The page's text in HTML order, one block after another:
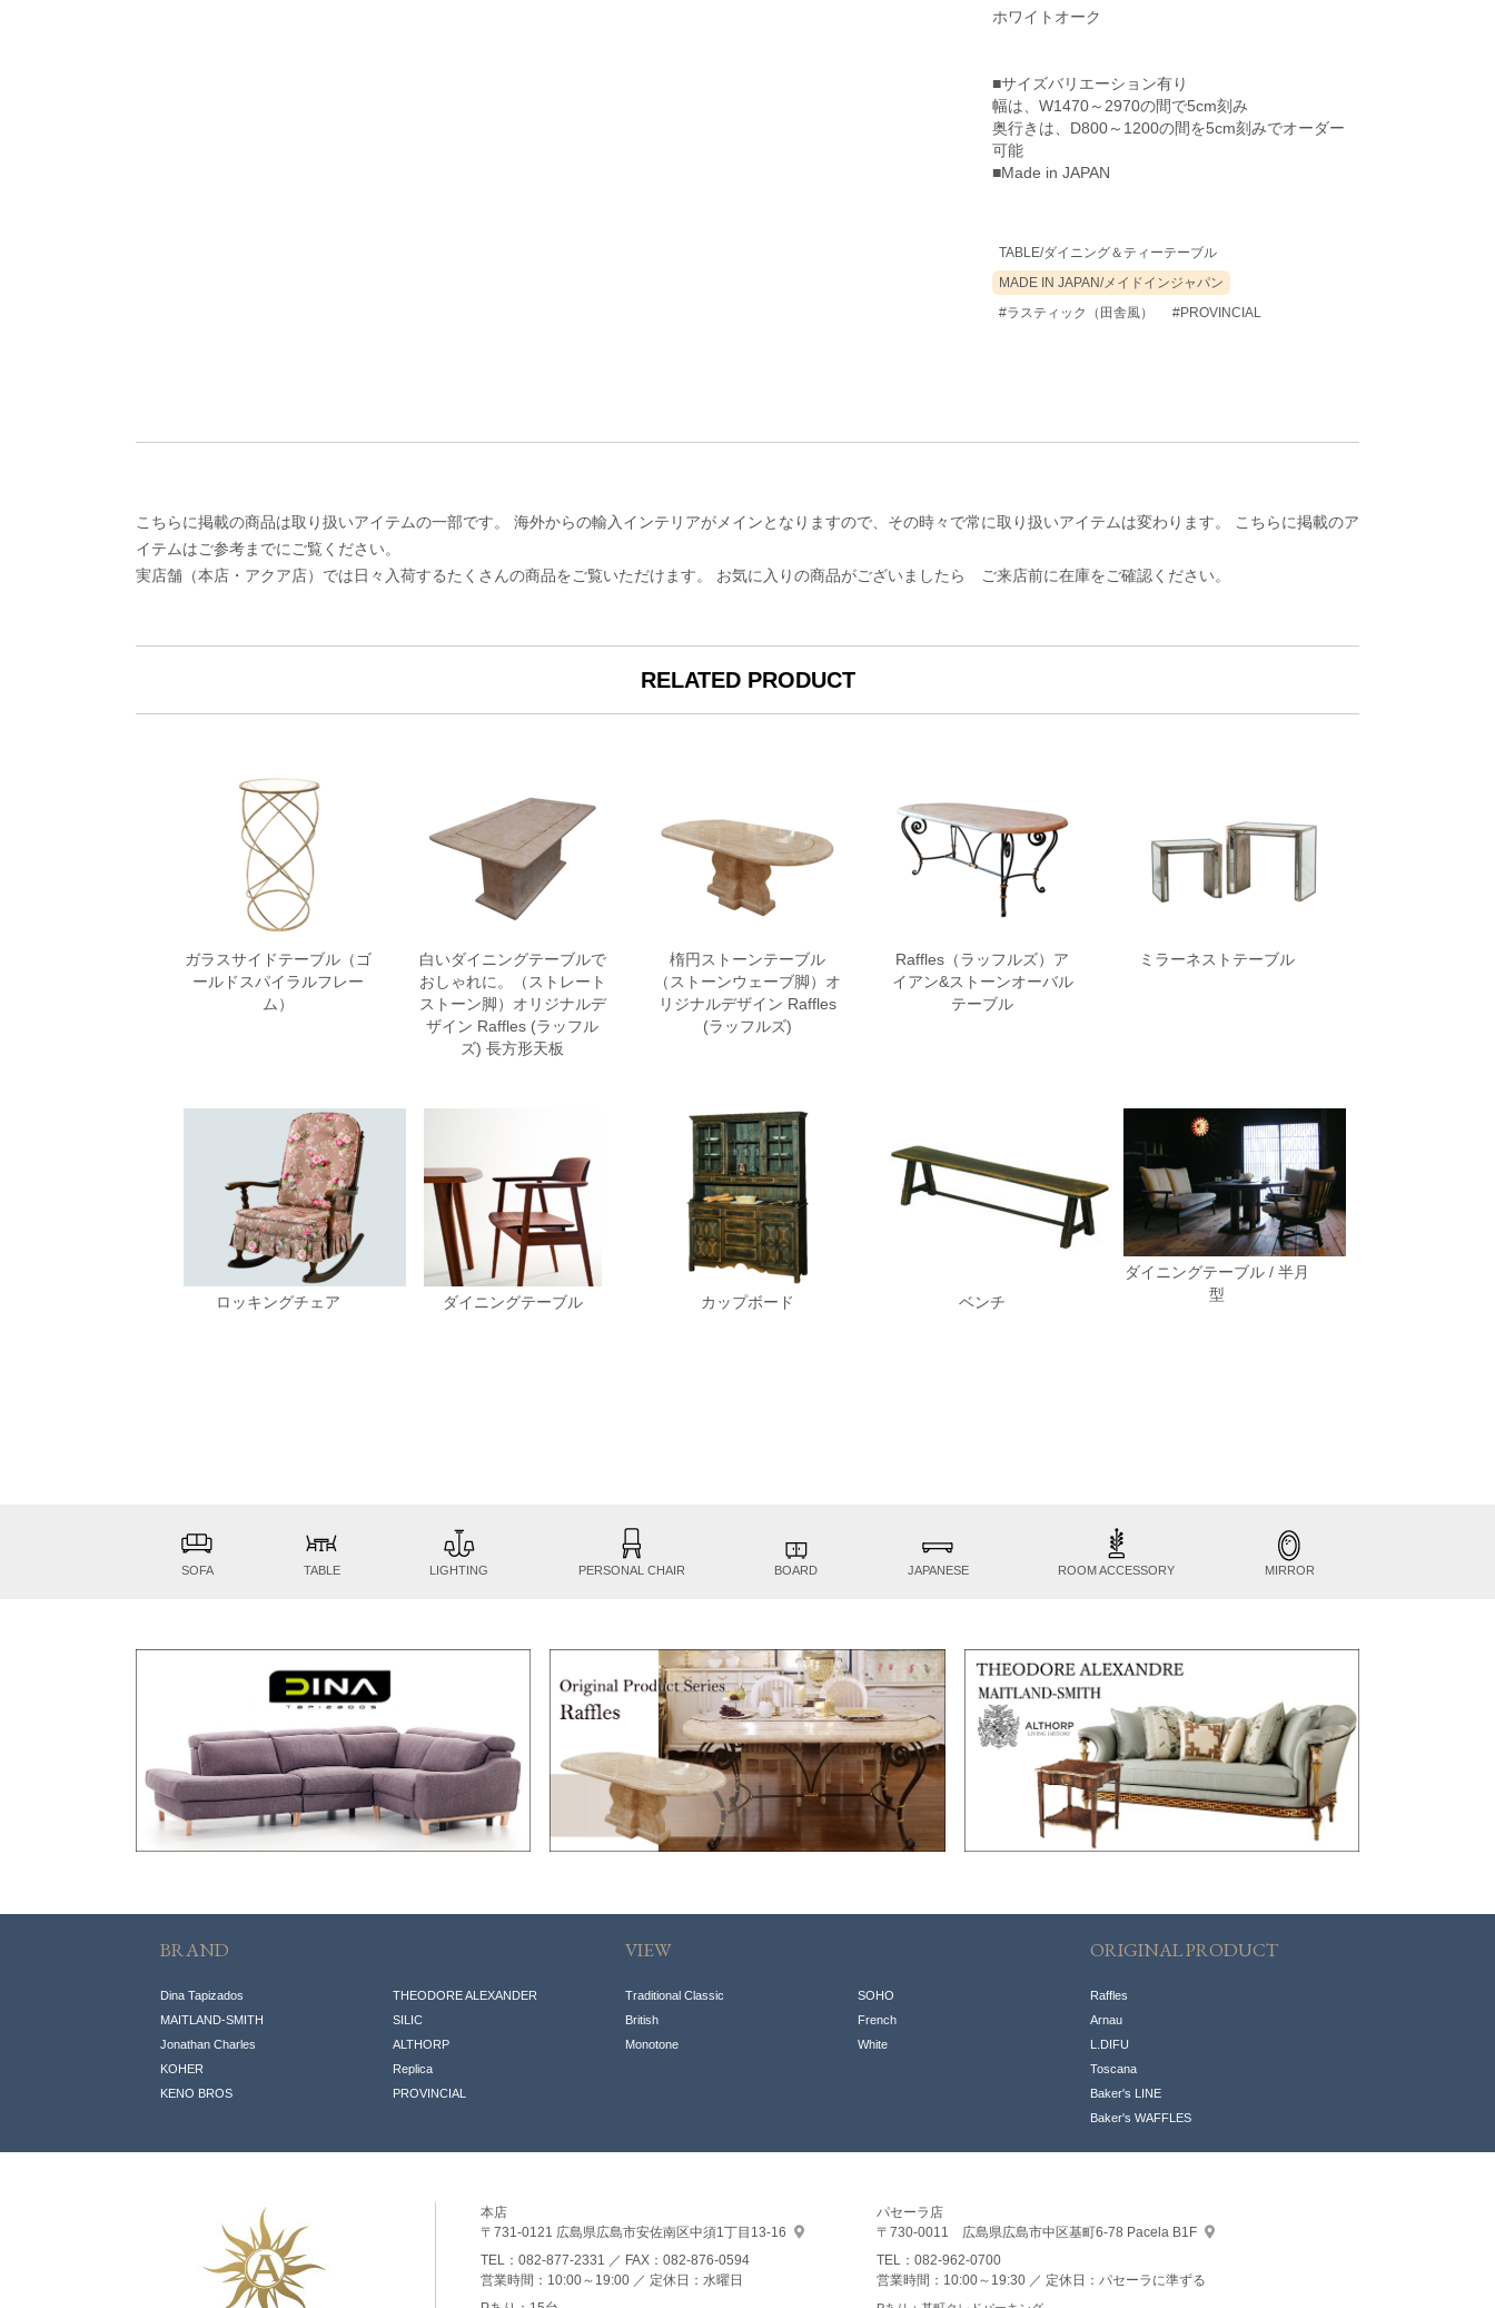
ホワイトオーク
■サイズバリエーション有り
幅は、W1470～2970の間で5cm刻み
奥行きは、D800～1200の間を5cm刻みでオーダー
可能
■Made in JAPAN
TABLE/ダイニング＆ティーテーブル
MADE IN JAPAN/メイドインジャパン
#ラスティック（田舎風）
#PROVINCIAL
こちらに掲載の商品は取り扱いアイテムの一部です。 海外からの輸入インテリアがメインとなりますので、その時々で常に取り扱いアイテムは変わります。 こちらに掲載のア
イテムはご参考までにご覧ください。
実店舗（本店・アクア店）では日々入荷するたくさんの商品をご覧いただけます。 お気に入りの商品がございましたら ご来店前に在庫をご確認ください。
RELATED PRODUCT
ガラスサイドテーブル（ゴ
ールドスパイラルフレー
ム）
白いダイニングテーブルで
おしゃれに。（ストレート
ストーン脚）オリジナルデ
ザイン Raffles (ラッフル
ズ) 長方形天板
楕円ストーンテーブル
（ストーンウェーブ脚）オ
リジナルデザイン Raffles
(ラッフルズ)
Raffles（ラッフルズ）ア
イアン&ストーンオーバル
テーブル
ミラーネストテーブル
ロッキングチェア ダイニングテーブル カップボード ベンチ
ダイニングテーブル / 半月
型
SOFA TABLE LIGHTING PERSONAL CHAIR BOARD JAPANESE ROOM ACCESSORY MIRROR
BRAND
Dina Tapizados
THEODORE ALEXANDER
MAITLAND-SMITH
SILIC
Jonathan Charles
ALTHORP
KOHER
Replica
KENO BROS
PROVINCIAL
VIEW
Traditional Classic
SOHO
British
French
Monotone
White
ORIGINAL PRODUCT
Raffles
Arnau
L.DIFU
Toscana
Baker's LINE
Baker's WAFFLES
本店
〒731-0121 広島県広島市安佐南区中須1丁目13-16
TEL： 082-877-2331
／ FAX：082-876-0594
営業時間：10:00～19:00
定休日：水曜日
パセーラ店
〒730-0011
広島県広島市中区基町6-78 Pacela B1F
TEL： 082-962-0700
営業時間：10:00～19:30
定休日：パセーラに準ずる